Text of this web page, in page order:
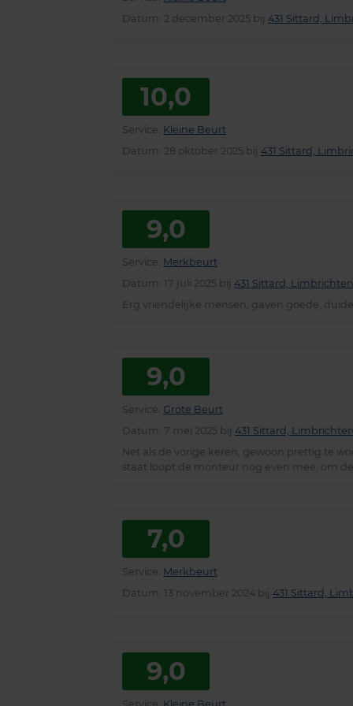
Datum
: 2 december 2025 bij 431 Sittard,
10,0
Service Kleine Beurt
Datum
: 28 oktober 2025 bij 431 Sittard,
9,0
Service Merkbeurt
Datum : 17 juli 2025 bij 431 Sittard,
Erg vriendelijke mensen, gaven goede,
9,0
Service Grote Beurt
Datum : 7 mei 2025 bij 431 Sittard,
Net als de vorige keren, gewoon prettig te
staat loopt de monteur nog even mee, om
7,0
Service Merkbeurt
Datum : 13 november 2024 bij 431 Sittard,
9,0